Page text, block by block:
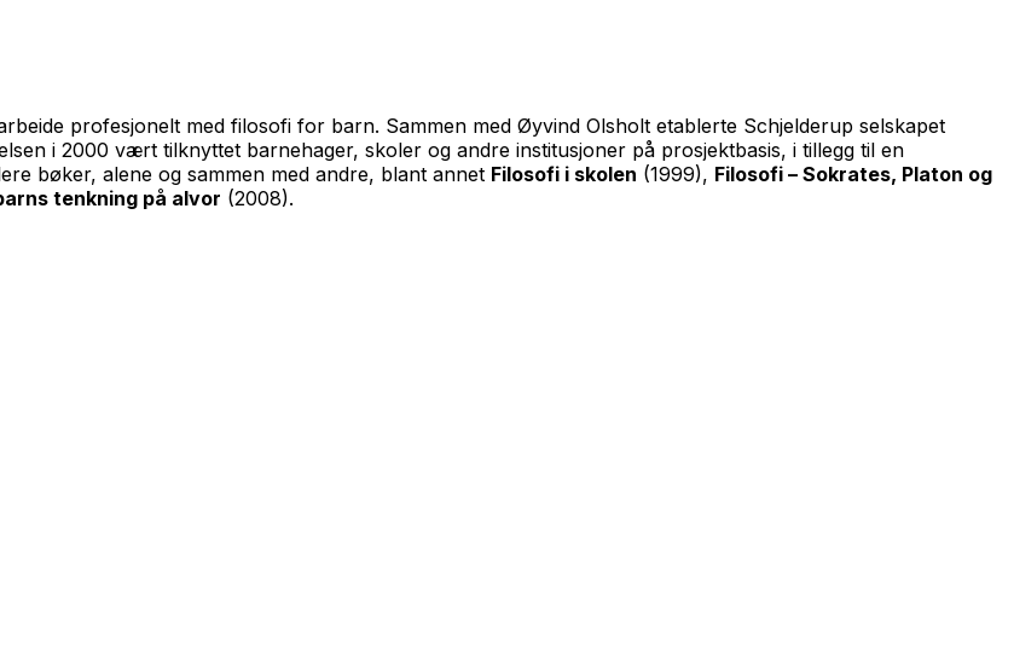
profesjonelt med filosofi for barn. Sammen med Øyvind Olsholt etablerte Schjelderup selskapet
i 2000 vært tilknyttet barnehager, skoler og andre institusjoner på prosjektbasis, i tillegg til en
bøker, alene og sammen med andre, blant annet Filosofi i skolen (1999), Filosofi – Sokrates, Platon og
tenkning på alvor (2008).